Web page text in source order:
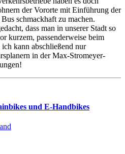
der Vororte mit Einführung der
schmackhaft zu machen.
dass man in unserer Stadt so
kurzem, passenderweise beim
kann abschließend nur
in der Max-Stromeyer-
und E-Handbikes